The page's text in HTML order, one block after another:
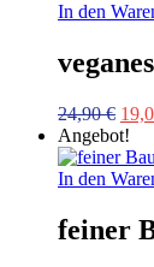
In den
24,90€
Preis
war:
Angebot!
In den
feiner